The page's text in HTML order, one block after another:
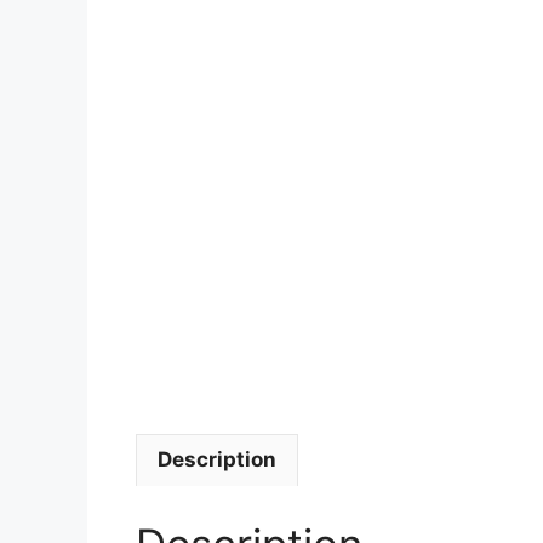
Description